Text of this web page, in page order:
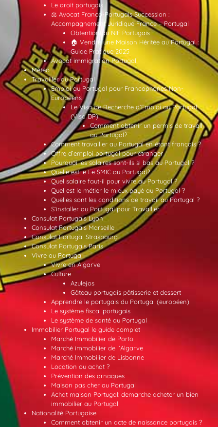
Le droit portugais
⚖️ Avocat Franco-Portugais Succession :
Accompagnement Juridique France – Portugal
Obtention du NIF Portugais
🏠 Vendre une Maison Héritée au Portugal :
Guide Pratique 2025
Avocat immigration Portugal
Météo
Travailler au Portugal
Emploi au Portugal pour Francophones Non-
Européens
Le Visa de Recherche d’Emploi au Portugal
(Visa DP)
Comment obtenir un permis de travail
au Portugal?
Comment travailler au Portugal en étant français ?
Offre d’emploi portugal pour etranger
Pourquoi les salaires sont-ils si bas au Portugal ?
Quelle est le Le SMIC au Portugal?
Quel salaire faut-il pour vivre au Portugal ?
Quel est le métier le mieux payé au Portugal ?
Quelles sont les conditions de travail au Portugal ?
S’installer au Portugal pour Travailler
Consulat Portugais Lyon
Consulat Portugais Marseille
Consulat Portugal Strasbourg
Consulat Portugais Paris
Vivre au Portugal
Vivre en Algarve
Culture
Azulejos
Gâteau portugais pâtisserie et dessert
Apprendre le portugais du Portugal (européen)
Le système fiscal portugais
Le système de santé au Portugal
Immobilier Portugal le guide complet
Marché Immobilier de Porto
Marché immobilier de l’Algarve
Marché Immobilier de Lisbonne
Location ou achat ?
Prévention des arnaques
Maison pas cher au Portugal
Achat maison Portugal: demarche acheter un bien
immobilier au Portugal
Nationalité Portugaise
Comment obtenir un acte de naissance portugais ?